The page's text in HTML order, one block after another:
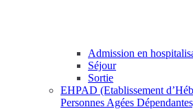
Admission en
Séjour
Sortie
EHPAD (Etablissement
Personnes Agées